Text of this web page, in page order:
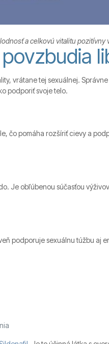
a celkovú vitalitu pozitívny
vrátane tej sexuálnej.
podporiť svoje telo.
čo pomáha rozšíriť cievy a
Je obľúbenou súčasťou
podporuje sexuálnu túžbu aj